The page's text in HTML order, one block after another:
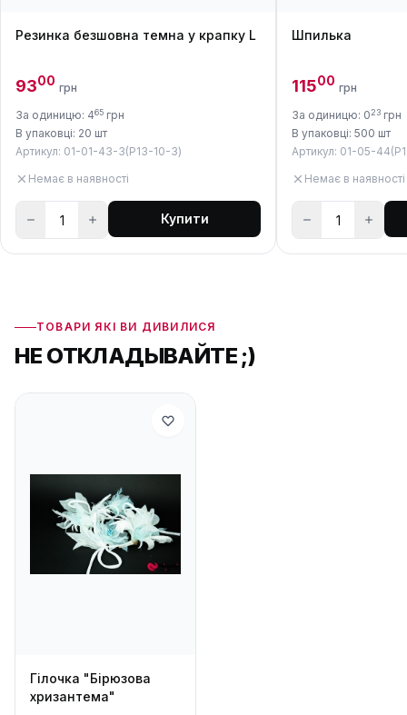
Резинка безшовна темна у крапку L
9300 грн
За одиницю: 465 грн
В упаковці: 20 шт
Артикул: 01-01-43-3(P13-10-3)
Немає в наявності
Купити
Шпилька
11500 грн
За одиницю: 023 грн
В упаковці: 500 шт
Артикул: 01-05-
Немає в наявності
ТОВАРИ ЯКІ ВИ ДИВИЛИСЯ
НЕ ОТКЛАДЫВАЙТЕ ;)
Гілочка "Бірюзова
хризантема"